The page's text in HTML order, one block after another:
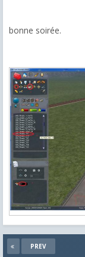
bonne soirée.
PREV